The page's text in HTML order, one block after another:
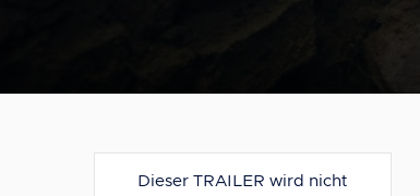
Dieser TRAILER wird nicht